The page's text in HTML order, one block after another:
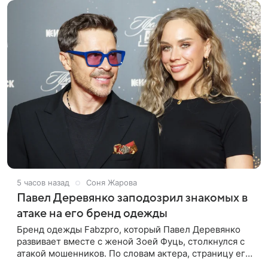
5 часов назад Соня Жарова
Павел Деревянко заподозрил знакомых в
атаке на его бренд одежды
Бренд одежды Fabzpro, который Павел Деревянко
развивает вместе с женой Зоей Фуць, столкнулся с
атакой мошенников. По словам актера, страницу его